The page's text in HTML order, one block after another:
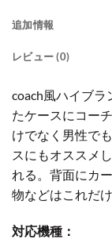
追加情報
レビュー (0)
coach風ハイブラ
たケースにコー
けでなく男性で
スにもオススメ
れる。背面にカ
物などはこれだ
対応機種：